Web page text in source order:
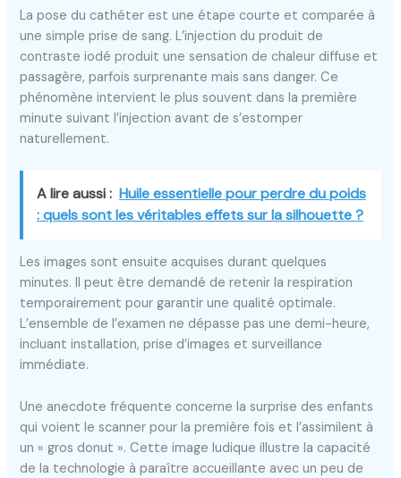
La pose du cathéter est une étape courte et comparée à
une simple prise de sang. L’injection du produit de
contraste iodé produit une sensation de chaleur diffuse et
passagère, parfois surprenante mais sans danger. Ce
phénomène intervient le plus souvent dans la première
minute suivant l’injection avant de s’estomper
naturellement.
A lire aussi : Huile essentielle pour perdre du poids
: quels sont les véritables effets sur la silhouette ?
Les images sont ensuite acquises durant quelques
minutes. Il peut être demandé de retenir la respiration
temporairement pour garantir une qualité optimale.
L’ensemble de l’examen ne dépasse pas une demi-heure,
incluant installation, prise d’images et surveillance
immédiate.
Une anecdote fréquente concerne la surprise des enfants
qui voient le scanner pour la première fois et l’assimilent à
un « gros donut ». Cette image ludique illustre la capacité
de la technologie à paraître accueillante avec un peu de